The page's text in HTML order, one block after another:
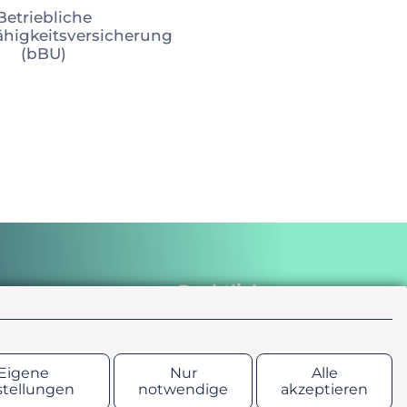
Nur
notwendige
Alle
akzeptieren
(bBU)
Rechtliches
Erstinformation
Datenschutz
Bildnachweise